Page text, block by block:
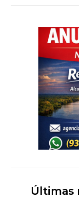
Últimas